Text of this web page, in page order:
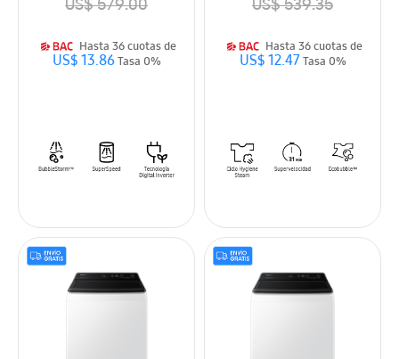
US$ 579.00
Hasta 36 cuotas de
US$ 13.86Tasa 0%
US$ 539.35
Hasta 36 cuotas de
US$ 12.47Tasa 0%